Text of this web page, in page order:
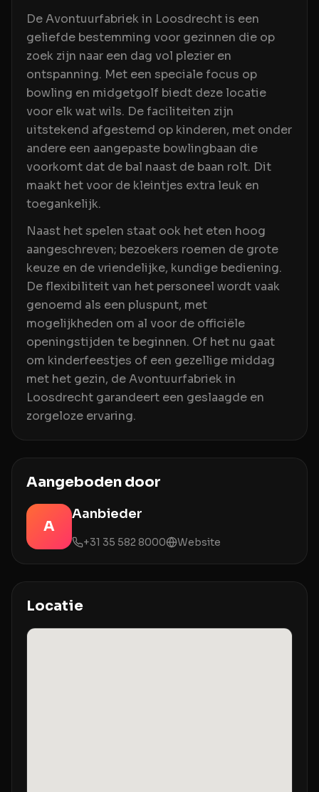
De Avontuurfabriek in Loosdrecht is een
geliefde bestemming voor gezinnen die op
zoek zijn naar een dag vol plezier en
ontspanning. Met een speciale focus op
bowling en midgetgolf biedt deze locatie
voor elk wat wils. De faciliteiten zijn
uitstekend afgestemd op kinderen, met onder
andere een aangepaste bowlingbaan die
voorkomt dat de bal naast de baan rolt. Dit
maakt het voor de kleintjes extra leuk en
toegankelijk.
Naast het spelen staat ook het eten hoog
aangeschreven; bezoekers roemen de grote
keuze en de vriendelijke, kundige bediening.
De flexibiliteit van het personeel wordt vaak
genoemd als een pluspunt, met
mogelijkheden om al voor de officiële
openingstijden te beginnen. Of het nu gaat
om kinderfeestjes of een gezellige middag
met het gezin, de Avontuurfabriek in
Loosdrecht garandeert een geslaagde en
zorgeloze ervaring.
Aangeboden door
A
Aanbieder
+31 35 582 8000 Website
Locatie